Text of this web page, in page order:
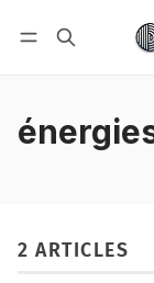
2 ARTICLES